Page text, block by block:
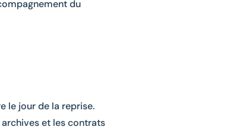
du
le jour de la reprise.
et les contrats